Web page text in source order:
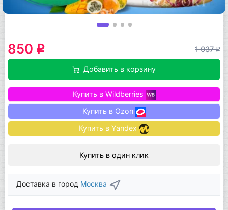
850 q 1 037q
Добавить в корзину
Купить в Wildberries
Купить в Ozon
Купить в Yandex
Купить в один клик
Доставка в город Москва